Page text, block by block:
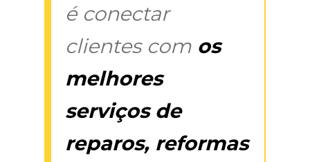
é conectar
clientes com os
melhores
serviços de
reparos, reformas